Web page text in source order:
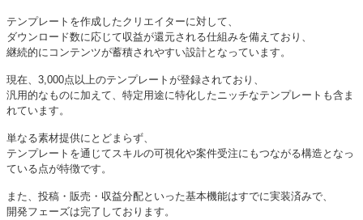
テンプレートを作成したクリエイターに対して、
ダウンロード数に応じて収益が還元される仕組みを備えており、
継続的にコンテンツが蓄積されやすい設計となっています。
現在、3,000点以上のテンプレートが登録されており、
汎用的なものに加えて、特定用途に特化したニッチなテンプレートも含ま
れています。
単なる素材提供にとどまらず、
テンプレートを通じてスキルの可視化や案件受注にもつながる構造となっ
ている点が特徴です。
また、投稿・販売・収益分配といった基本機能はすでに実装済みで、
開発フェーズは完了しております。